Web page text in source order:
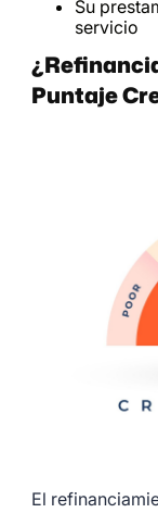
Su
servicio
Puntaje
El